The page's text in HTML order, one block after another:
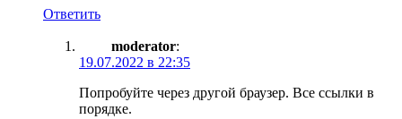
Ответить
moderator:
19.07.2022 в 22:35
Попробуйте через другой браузер. Все ссылки в
порядке.